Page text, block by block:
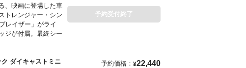
、映画に登場した車
トレンジャー・シン
レイザー」がライ
ジが付属。最終シー
予約受付終了
ダイキャストミニ
予約価格： ¥22,440